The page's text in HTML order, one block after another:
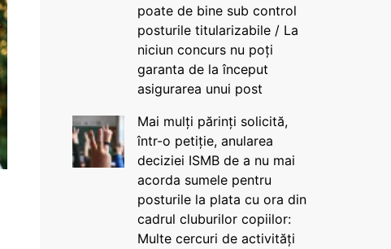
poate de bine sub control
posturile titularizabile / La
niciun concurs nu poți
garanta de la început
asigurarea unui post
Mai mulți părinți solicită,
într-o petiție, anularea
deciziei ISMB de a nu mai
acorda sumele pentru
posturile la plata cu ora din
cadrul cluburilor copiilor:
Multe cercuri de activități